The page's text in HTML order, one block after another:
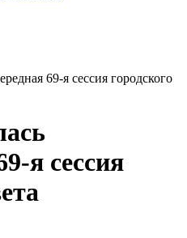
69-я сессия городского
я сессия